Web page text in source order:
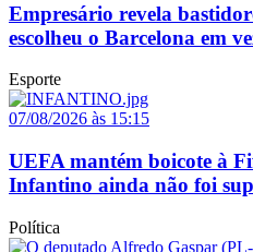
Empresário revela
escolheu o Barcelona em
Esporte
07/08/2026 às 15:15
UEFA mantém boicote à
Infantino ainda não foi
Política